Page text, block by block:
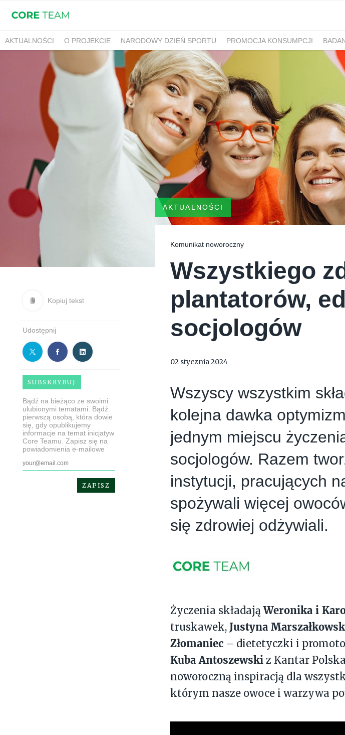
AKTUALNOŚCI O PROJEKCIE NARODOWY DZIEŃ SPORTU PROMOCJA KONSUMPCJI
Kopiuj tekst
Udostępnij
SUBSKRYBUJ
Bądź na bieżąco ze swoimi
ulubionymi tematami. Bądź
pierwszą osobą, która dowie
się, gdy opublikujemy
informacje na temat inicjatyw
Core Teamu. Zapisz się na
powiadomienia e-mailowe
AKTUALNOŚCI
Komunikat noworoczny
Wszystkiego
plantatorów,
socjologów
02 stycznia 2024
Wszyscy wszystkim
kolejna dawka
jednym miejscu
socjologów. Razem
instytucji, pracujących
spożywali więcej
się zdrowiej odżywiali.
Życzenia składająWeronika i
truskawek, Justyna
Złomaniec – dietetyczki i
Kuba Antoszewski z Kantar
noworoczną inspiracją dla
którym nasze owoce i warzywa